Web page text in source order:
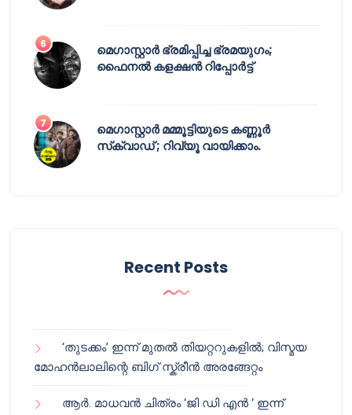
മെഗാസ്റ്റാർ ഭ്രമിപ്പിച്ച ഭ്രമയുഗം;
ഫൈനൽ കളക്ഷൻ റിപ്പോർട്ട്
മെഗാസ്റ്റാർ മമ്മൂട്ടിയുടെ കണ്ണൂർ
സ്‌ക്വാഡ് ; റിവ്യൂ വായിക്കാം.
Recent Posts
‘തുടക്കം’ ഇന്ന് മുതൽ തിയറ്ററുകളിൽ; വിസ്മയ
മോഹൻലാലിന്റെ ബിഗ് സ്ക്രീൻ അരങ്ങേറ്റം
ആർ. മാധവൻ ചിത്രം ‘ജി ഡി എൻ ‘ ഇന്ന്